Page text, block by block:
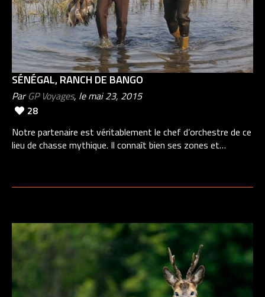
SÉNÉGAL, RANCH DE BANGO
ParGP Voyages, le mai 23, 2015
28
Notre partenaire est véritablement le chef d’orchestre de ce
lieu de chasse mythique. Il connaît bien ses zones et…